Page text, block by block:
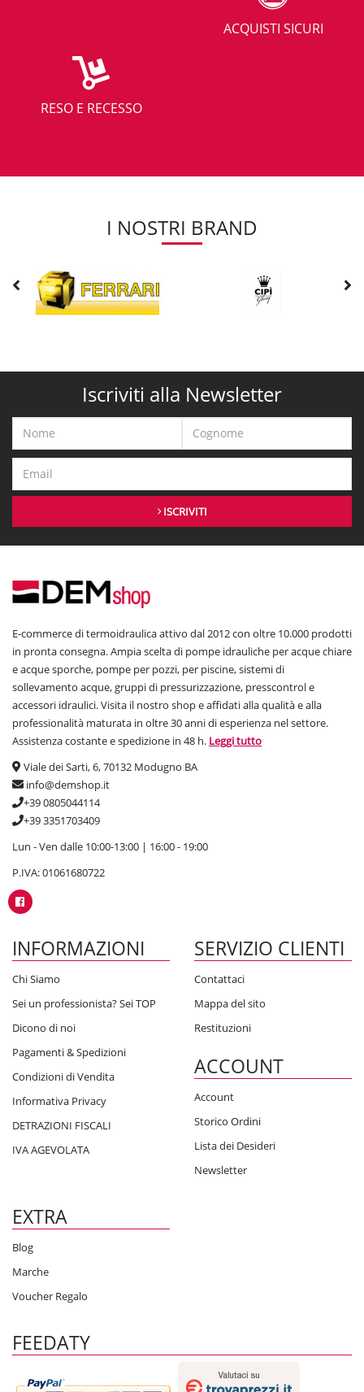
ACQUISTI SICURI
RESO E RECESSO
I NOSTRI BRAND
Iscriviti alla Newsletter
ISCRIVITI
E-commerce di termoidraulica attivo dal 2012 con oltre 10.000 prodotti
in pronta consegna. Ampia scelta di pompe idrauliche per acque chiare
e acque sporche, pompe per pozzi, per piscine, sistemi di
sollevamento acque, gruppi di pressurizzazione, presscontrol e
accessori idraulici. Visita il nostro shop e affidati alla qualità e alla
professionalità maturata in oltre 30 anni di esperienza nel settore.
Assistenza costante e spedizione in 48 h. Leggi tutto
Viale dei Sarti, 6, 70132 Modugno BA
info@demshop.it
+39 0805044114
+39 3351703409
Lun - Ven dalle 10:00-13:00 | 16:00 - 19:00
P.IVA: 01061680722
INFORMAZIONI
Chi Siamo
Sei un professionista? Sei TOP
Dicono di noi
Pagamenti & Spedizioni
Condizioni di Vendita
Informativa Privacy
DETRAZIONI FISCALI
IVA AGEVOLATA
SERVIZIO CLIENTI
Contattaci
Mappa del sito
Restituzioni
ACCOUNT
Account
Storico Ordini
Lista dei Desideri
Newsletter
EXTRA
Blog
Marche
Voucher Regalo
FEEDATY